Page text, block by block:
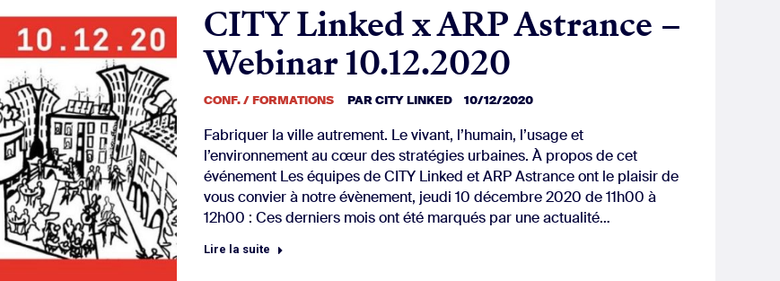
CITY Linked x ARP Astrance –
Webinar 10.12.2020
CONF. / FORMATIONS PARCITY LINKED 10/12/2020
Fabriquer la ville autrement. Le vivant, l’humain, l’usage et
l’environnement au cœur des stratégies urbaines. À propos de cet
événement Les équipes de CITY Linked et ARP Astrance ont le plaisir de
vous convier à notre évènement, jeudi 10 décembre 2020 de 11h00 à
12h00 : Ces derniers mois ont été marqués par une actualité…
Lire la suite